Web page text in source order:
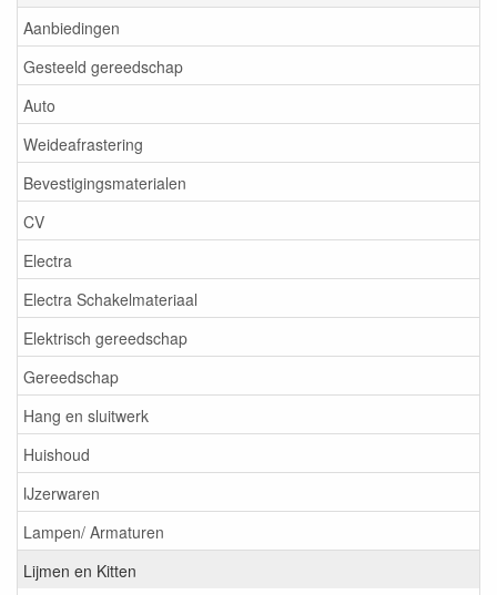
Aanbiedingen
Gesteeld gereedschap
Auto
Weideafrastering
Bevestigingsmaterialen
CV
Electra
Electra Schakelmateriaal
Elektrisch gereedschap
Gereedschap
Hang en sluitwerk
Huishoud
IJzerwaren
Lampen/ Armaturen
Lijmen en Kitten